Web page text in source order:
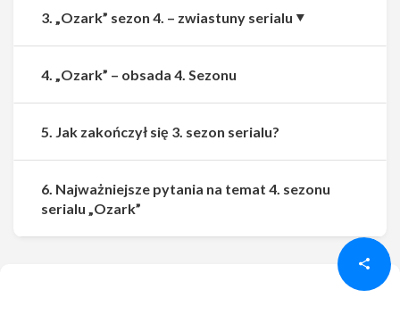
Udostępnij
3. „Ozark” sezon 4. – zwiastuny serialu
4. „Ozark” – obsada 4. Sezonu
5. Jak zakończył się 3. sezon serialu?
6. Najważniejsze pytania na temat 4. sezonu
serialu „Ozark”